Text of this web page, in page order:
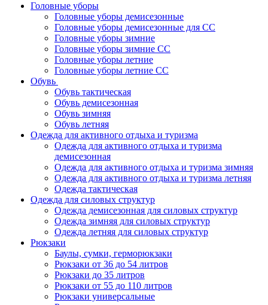
Головные уборы
Головные уборы демисезонные
Головные уборы демисезонные для СС
Головные уборы зимние
Головные уборы зимние СС
Головные уборы летние
Головные уборы летние СС
Обувь
Обувь тактическая
Обувь демисезонная
Обувь зимняя
Обувь летняя
Одежда для активного отдыха и туризма
Одежда для активного отдыха и туризма
демисезонная
Одежда для активного отдыха и туризма зимняя
Одежда для активного отдыха и туризма летняя
Одежда тактическая
Одежда для силовых структур
Одежда демисезонная для силовых структур
Одежда зимняя для силовых структур
Одежда летняя для силовых структур
Рюкзаки
Баулы, сумки, герморюкзаки
Рюкзаки от 36 до 54 литров
Рюкзаки до 35 литров
Рюкзаки от 55 до 110 литров
Рюкзаки универсальные